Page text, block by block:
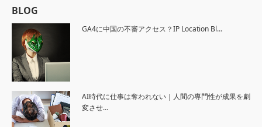
BLOG
GA4に中国の不審アクセス？IP Location Bl…
AI時代に仕事は奪われない｜人間の専門性が成果を劇
変させ…